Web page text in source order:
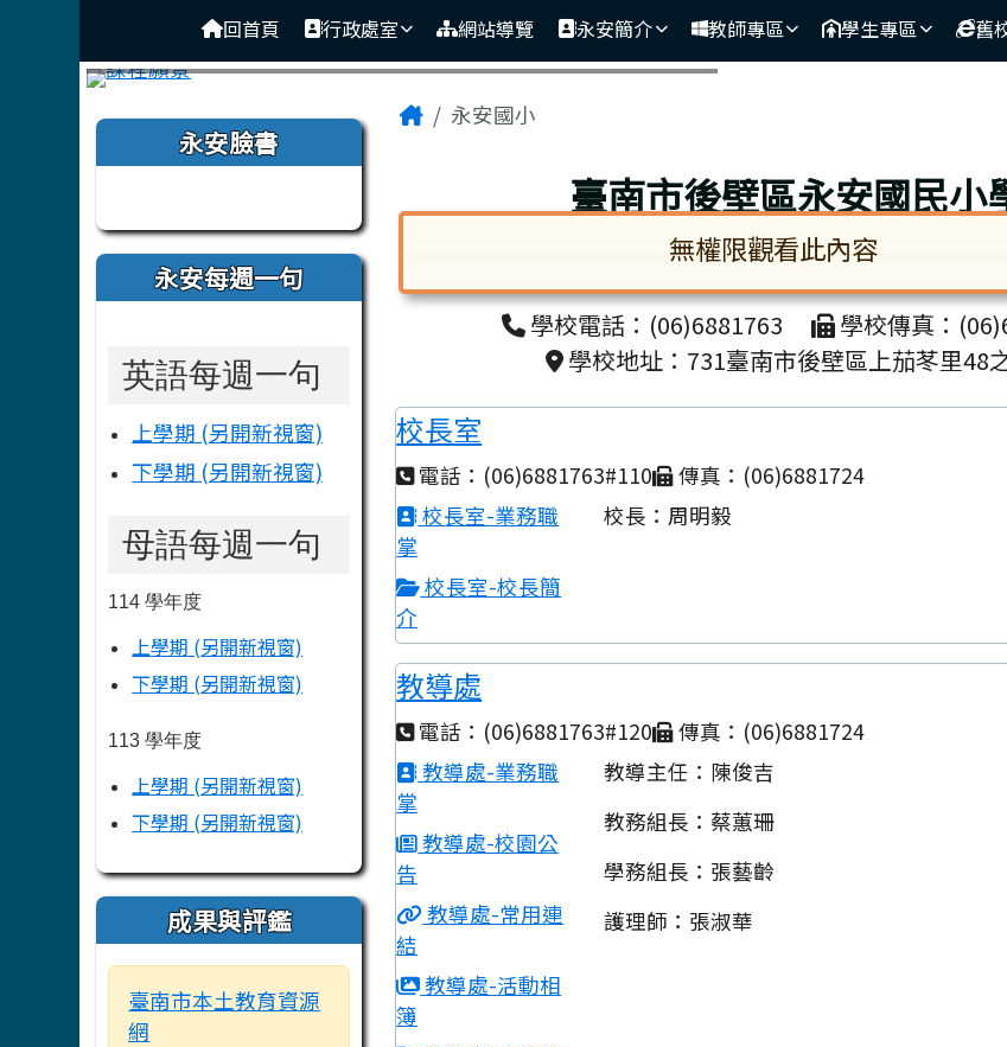
臺南市後壁區永安國小
回首頁 行政處室 網站導覽 永安簡介 教師專區 學生專區 舊
左邊區域內容
永安臉書
永安每週一句
英語每週一句
上學期 (另開新視窗)
下學期 (另開新視窗)
母語每週一句
114 學年度
上學期 (另開新視窗)
下學期 (另開新視窗)
113 學年度
上學期 (另開新視窗)
下學期 (另開新視窗)
成果與評鑑
臺南市本土教育資源
網
主內容區域
Home永安國小
臺南市後壁區永安國民小
Tainan Municipal Houbi District Yong-an
學校電話：(06)6881763
學校傳真：
學校地址：731臺南市後壁區上茄苳里48
校長室
電話：(06)6881763#110
傳真：(06)6881724
校長室-業務職
掌
校長室-校長簡
介
校長：周明毅
教導處
電話：(06)6881763#120
傳真：(06)6881724
教導處-業務職
掌
教導處-校園公
告
教導處-常用連
結
教導處-活動相
簿
教導主任：陳俊吉
教務組長：蔡蕙珊
學務組長：張藝齡
護理師：張淑華
頁尾區域
無權限觀看此內容
對話框已開啟。請使用 Tab 鍵在選項間移動焦點